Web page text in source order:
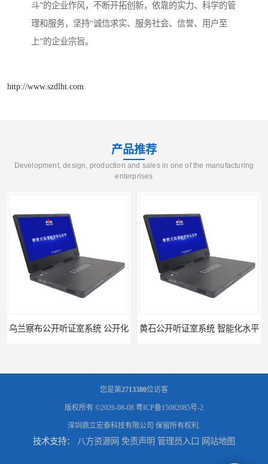
斗”的企业作风，不断开拓创新，依靠的实力、科学的管
理和服务，坚持“诚信求实、服务社会、信誉、用户至
上”的企业宗旨。
http://www.szdlht.com
产品推荐
Development, design, production and sales in one of the manufacturing
enterprises
开听证室系统 公开化 黄石公开听证室系统 智能化水平
您是第2713380位访客
版权所有 ©2026-08-08 粤ICP备15082085号-2
深圳鼎立宏泰科技有限公司 保留所有权利.
技术支持： 八方资源网 免责声明 管理员入口 网站地图